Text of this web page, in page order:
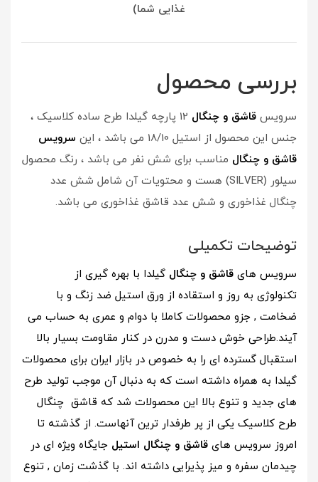
غذایی شما)
بررسی محصول
سرویس قاشق و چنگال
12 پارچه گیلدا طرح ساده کلاسیک ،
جنس این محصول از استیل 18/10 می باشد ، این
سرویس
قاشق و چنگال مناسب برای شش نفر می باشد ، رنگ محصول
سیلور (SILVER) هست و محتویات آن شامل شش عدد
چنگال غذاخوری و شش عدد قاشق غذاخوری می باشد.
توضیحات تکمیلی
سرویس های قاشق و چنگال گیلدا با بهره گیری از
تکنولوژی به روز و استقاده از ورق استیل ضد زنگ و با
ضخامت , جزو محصولات کاملا با دوام و عمری به حساب می
آیند.طراحی خوش دست و مدرن در کنار مقاومت بسیار بالا
استقبال گسترده ای را به خصوص در بازار ایران برای محصولات
گیلدا به همراه داشته است که به دنبال آن موجب تولید طرح
های جدید و تنوع بالا این محصولات شد که قاشق چنگال
طرح کلاسیک یکی از پر طرفدار ترین آنهاست. از گذشته تا
امروز سرویس های قاشق و چنگال استیل جایگاه ویژه ای در
چیدمان سفره و میز پذیرایی داشته اند. با گذشت زمان , تنوع